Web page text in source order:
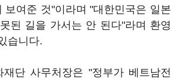
보여준 것"이라며 "대한민국은 일본
된 길을 가서는 안 된다"라며 환영
습니다.
재단 사무처장은 "정부가 베트남전